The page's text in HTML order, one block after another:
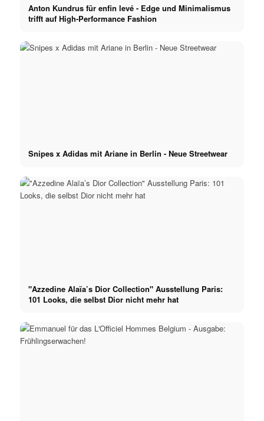
Anton Kundrus für enfin levé - Edge und Minimalismus
trifft auf High-Performance Fashion
Snipes x Adidas mit Ariane in Berlin - Neue Streetwear
"Azzedine Alaïa’s Dior Collection" Ausstellung Paris:
101 Looks, die selbst Dior nicht mehr hat